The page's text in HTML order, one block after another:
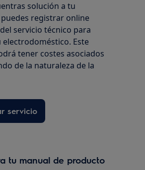
solución a tu
registrar online
servicio técnico para
Este
tener costes asociados
de la naturaleza de la
servicio
tu manual de producto